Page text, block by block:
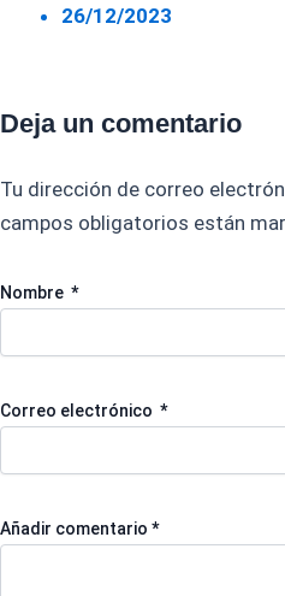
26/12/2023
Deja un comentario
Tu dirección de correo
campos obligatorios están
Nombre *
Correo electrónico *
Añadir comentario *